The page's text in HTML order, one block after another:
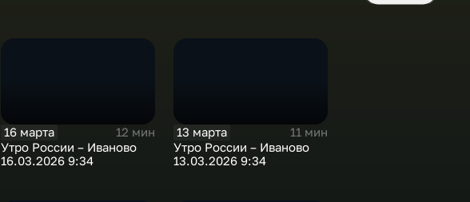
16 марта
12 мин
Утро России – Иваново
16.03.2026 9:34
13 марта
11 мин
Утро России – Иваново
13.03.2026 9:34